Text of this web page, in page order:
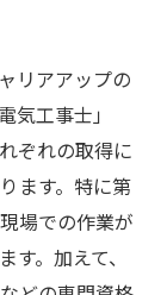
リアアップの
気工事士」
ぞれの取得に
ます。特に第
場での作業が
。加えて、